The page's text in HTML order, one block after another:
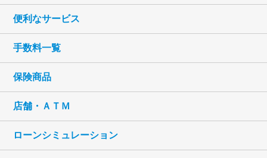
便利なサービス
手数料一覧
保険商品
店舗・ＡＴＭ
ローンシミュレーション